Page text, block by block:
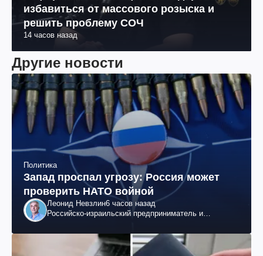
избавиться от массового розыска и
решить проблему СОЧ
14 часов назад
Другие новости
Политика
Запад проспал угрозу: Россия может
проверить НАТО войной
Леонид Невзлин6 часов назад
Российско-израильский предприниматель и
"ЮКОСа"